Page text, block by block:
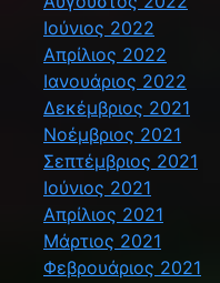
Ιούνιος 2022
Απρίλιος 2022
Ιανουάριος 2022
Δεκέμβριος 2021
Νοέμβριος 2021
Σεπτέμβριος 2021
Ιούνιος 2021
Απρίλιος 2021
Μάρτιος 2021
Φεβρουάριος 2021